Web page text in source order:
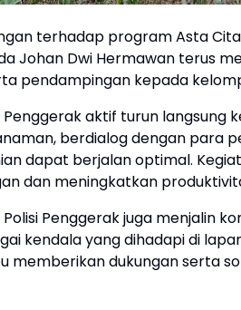
terhadap program Asta
Johan Dwi Hermawan terus
pendampingan kepada
aktif turun langsung
berdialog dengan para
dapat berjalan optimal.
dan meningkatkan
Penggerak juga menjalin
kendala yang dihadapi di
memberikan dukungan serta